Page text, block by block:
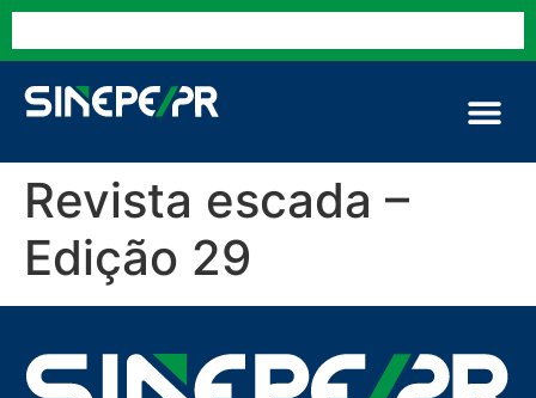
Revista escada –
Edição 29